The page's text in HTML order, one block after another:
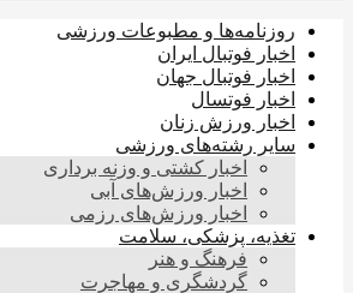
روزنامه‌ها و مطبوعات ورزشی
اخبار فوتبال ایران
اخبار فوتبال جهان
اخبار فوتسال
اخبار ورزش زنان
سایر رشته‌های ورزشی
اخبار کشتی و وزنه برداری
اخبار ورزش‌های آبی
اخبار ورزش‌های رزمی
تغذیه، پزشکی، سلامت
فرهنگ و هنر
گردشگری و مهاجرت